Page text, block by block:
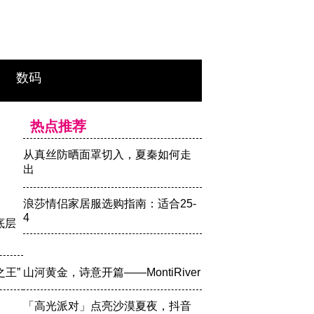
数码
热点推荐
从真丝防晒面罩切入，夏秦如何走
出
浪莎情侣家居服选购指南：适合25-
4
层
山河黄金，诗意开篇——MontiRiver
王”
「高光派对」点亮沙漠夏夜，抖音